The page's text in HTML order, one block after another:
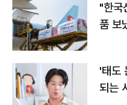
"한국
품 보
'태도
되는